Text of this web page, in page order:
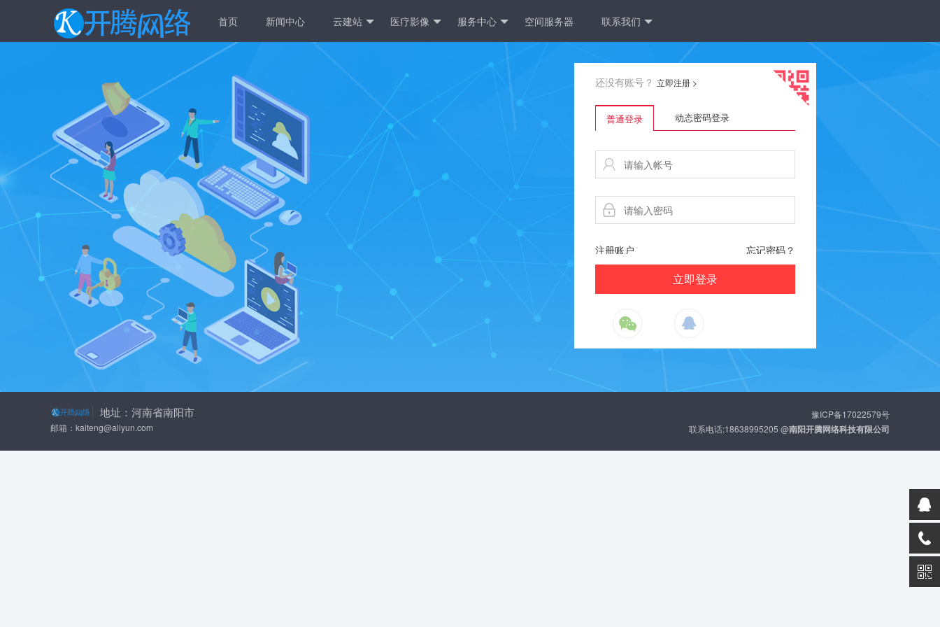
首页 新闻中心 云建站 医疗影像 服务中心 空间服务器 联系我们
还没有账号？ 立即注册 >
普通登录 动态密码登录
注册账户 忘记密码？
地址：河南省南阳市
邮箱：kaiteng@aliyun.com
豫ICP备17022579号
联系电话:18638995205 @南阳开腾网络科技有限公司